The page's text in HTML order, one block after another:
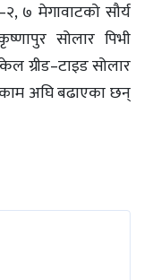
७ मेगावाटको सौर्य
सोलार पिभी
ग्रीड–टाइड सोलार
अघि बढाएका छन्